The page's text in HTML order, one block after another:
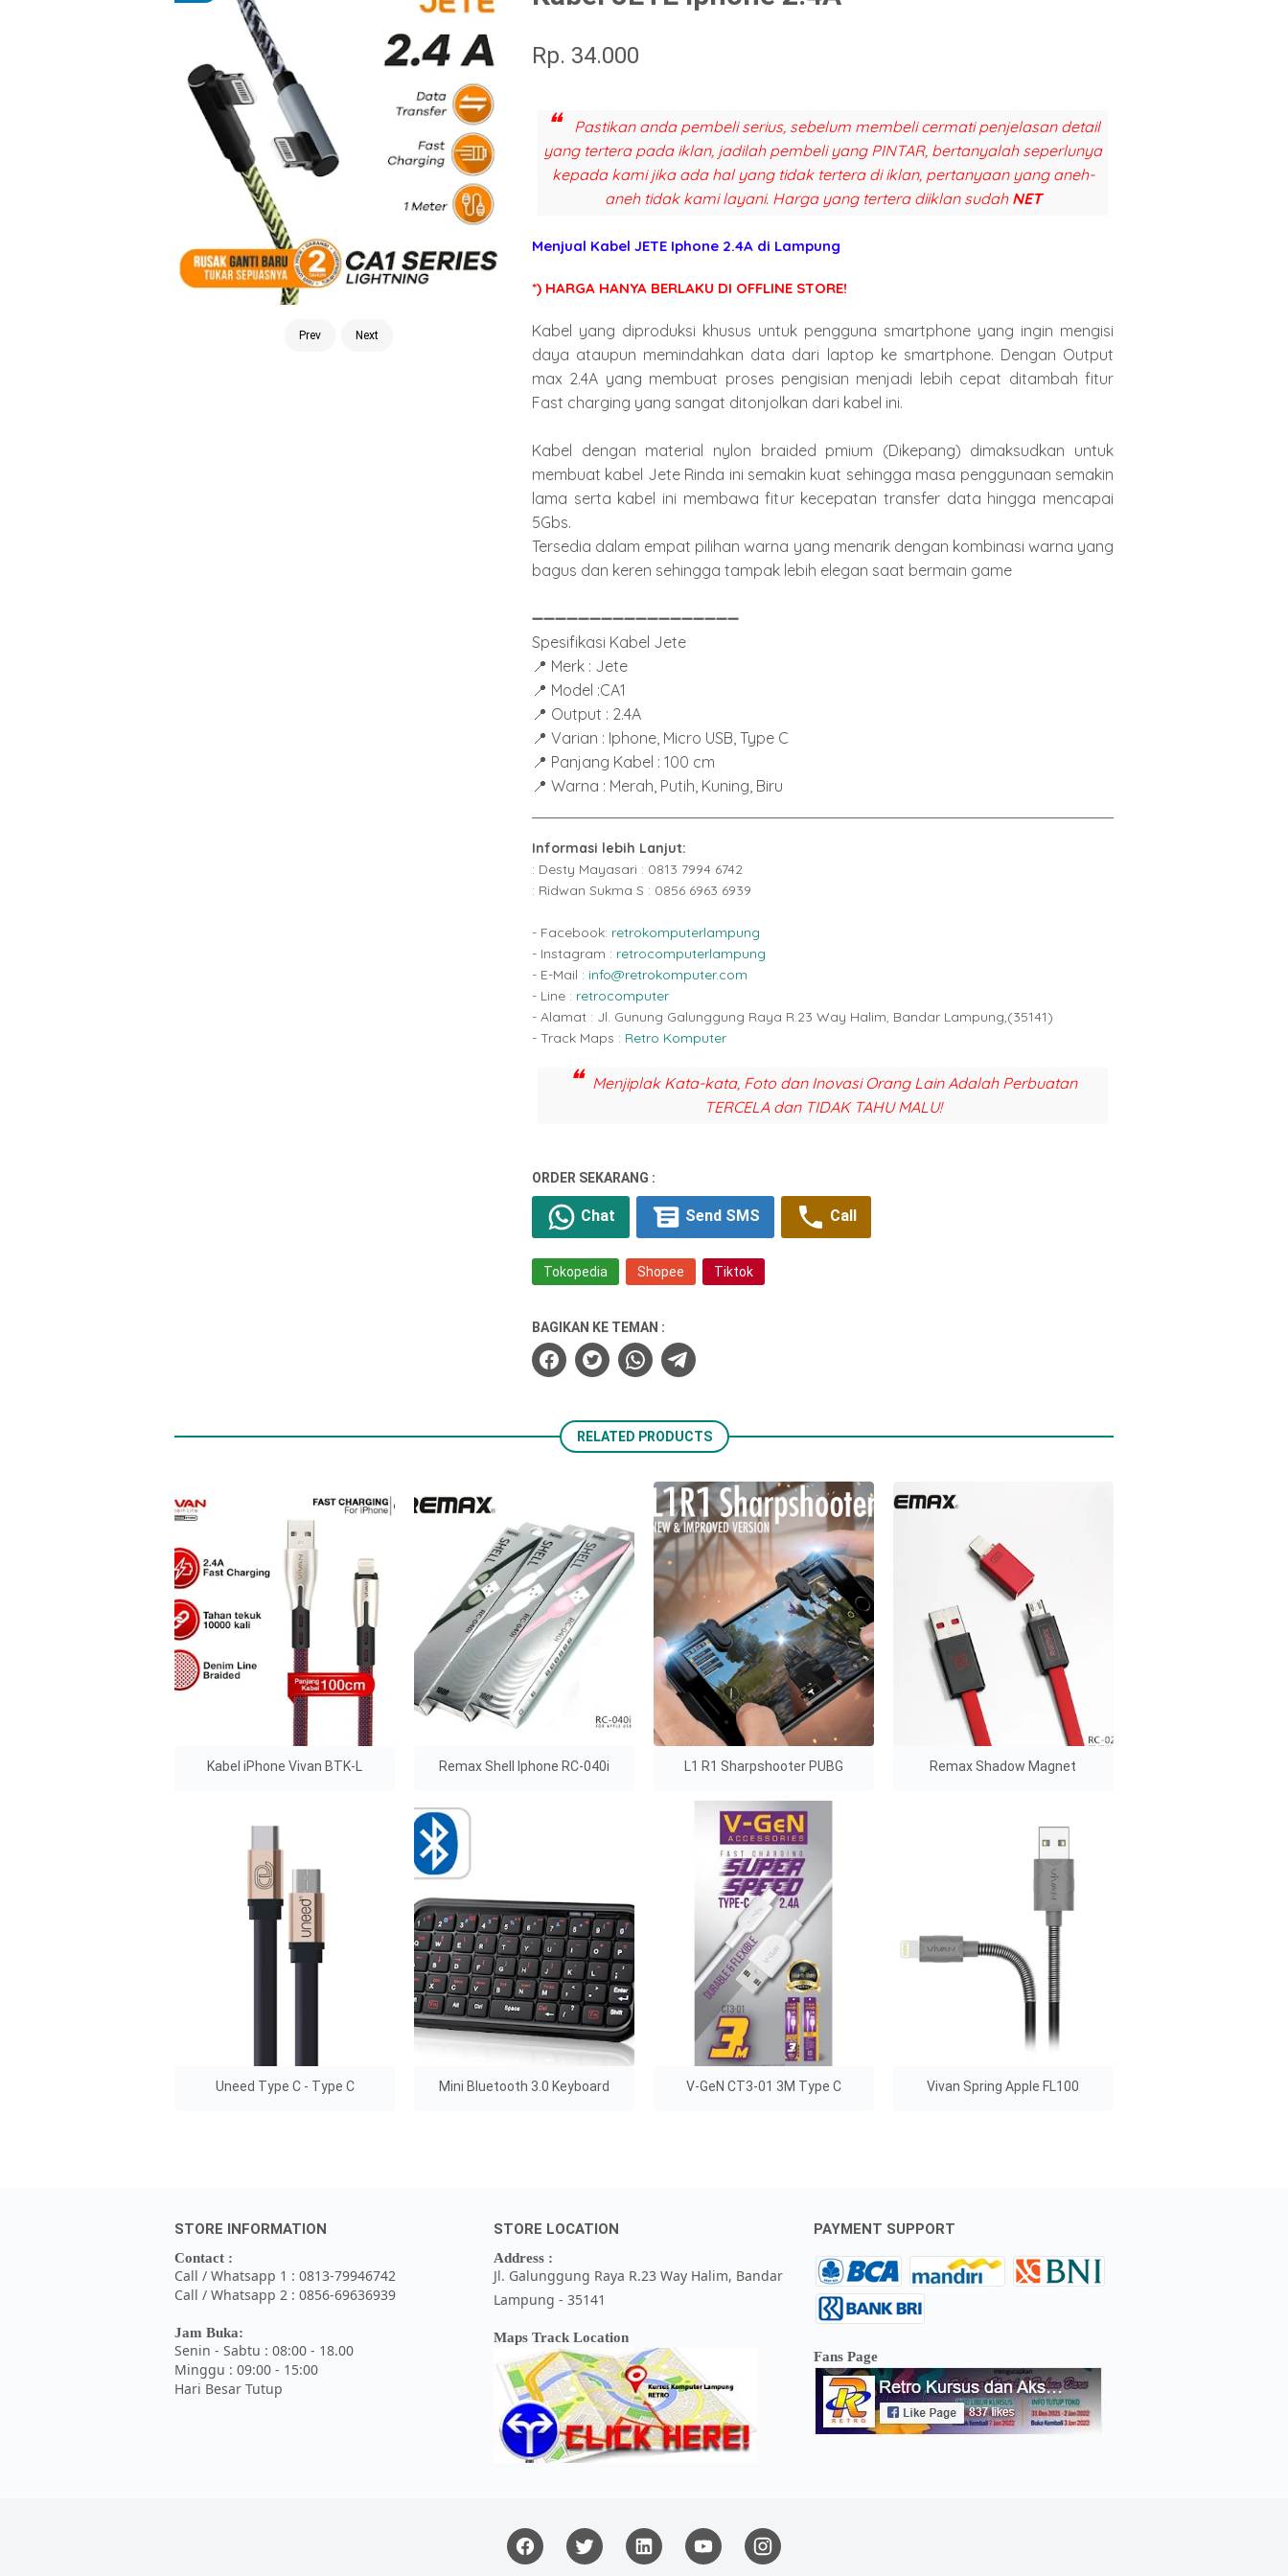
Prev Next
Rp. 34.000
Pastikan anda pembeli serius, sebelum membeli cermati penjelasan detail
yang tertera pada iklan, jadilah pembeli yang PINTAR, bertanyalah seperlunya
kepada kami jika ada hal yang tidak tertera di iklan, pertanyaan yang aneh-
aneh tidak kami layani. Harga yang tertera diiklan sudah NET
Menjual Kabel JETE Iphone 2.4A di Lampung
*) HARGA HANYA BERLAKU DI OFFLINE STORE!
Kabel yang diproduksi khusus untuk pengguna smartphone yang ingin mengisi
daya ataupun memindahkan data dari laptop ke smartphone. Dengan Output
max 2.4A yang membuat proses pengisian menjadi lebih cepat ditambah fitur
Fast charging yang sangat ditonjolkan dari kabel ini.
Kabel dengan material nylon braided pmium (Dikepang) dimaksudkan untuk
membuat kabel Jete Rinda ini semakin kuat sehingga masa penggunaan semakin
lama serta kabel ini membawa fitur kecepatan transfer data hingga mencapai
5Gbs.
Tersedia dalam empat pilihan warna yang menarik dengan kombinasi warna yang
bagus dan keren sehingga tampak lebih elegan saat bermain game
➖➖➖➖➖➖➖➖➖➖➖➖➖➖➖➖➖➖
Spesifikasi Kabel Jete
📍 Merk : Jete
📍 Model :CA1
📍 Output : 2.4A
📍 Varian : Iphone, Micro USB, Type C
📍 Panjang Kabel : 100 cm
📍 Warna : Merah, Putih, Kuning, Biru
Informasi lebih Lanjut:
: Desty Mayasari : 0813 7994 6742
: Ridwan Sukma S : 0856 6963 6939
- Facebook: retrokomputerlampung
- Instagram : retrocomputerlampung
- E-Mail : info@retrokomputer.com
- Line : retrocomputer
- Alamat : Jl. Gunung Galunggung Raya R.23 Way Halim, Bandar Lampung,(35141)
- Track Maps : Retro Komputer
Menjiplak Kata-kata, Foto dan Inovasi Orang Lain Adalah Perbuatan
TERCELA dan TIDAK TAHU MALU!
ORDER SEKARANG :
Chat Send SMS Call
Tokopedia Shopee Tiktok
BAGIKAN KE TEMAN :
RELATED PRODUCTS
Kabel iPhone Vivan BTK-L Remax Shell Iphone RC-040i L1 R1 Sharpshooter PUBG Remax Shadow Magnet
Uneed Type C - Type C Mini Bluetooth 3.0 Keyboard V-GeN CT3-01 3M Type C Vivan Spring Apple FL100
STORE INFORMATION
Contact :
Call / Whatsapp 1 : 0813-79946742
Call / Whatsapp 2 : 0856-69636939
Jam Buka:
Senin - Sabtu : 08:00 - 18.00
Minggu : 09:00 - 15:00
Hari Besar Tutup
STORE LOCATION
Address :
Jl. Galunggung Raya R.23 Way Halim, Bandar
Lampung - 35141
Maps Track Location
PAYMENT SUPPORT
Fans Page